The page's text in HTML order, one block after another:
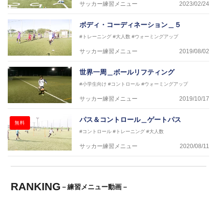
サッカー練習メニュー 2023/02/24
ボディ・コーディネーション＿５
#トレーニング #大人数 #ウォーミングアップ
サッカー練習メニュー 2019/08/02
世界一周＿ボールリフティング
#小学生向け #コントロール #ウォーミングアップ
サッカー練習メニュー 2019/10/17
無料 パス＆コントロール＿ゲートパス
#コントロール #トレーニング #大人数
サッカー練習メニュー 2020/08/11
RANKING －練習メニュー動画－